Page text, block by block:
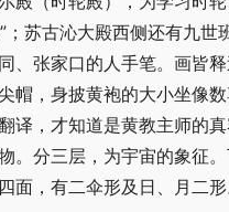
苏古沁大殿西侧还有九世
、张家口的人手笔。画皆
帽，身披黄袍的大小坐像
译，才知道是黄教主师的
。分三层，为宇宙的象征
，有二伞形及日、月二形